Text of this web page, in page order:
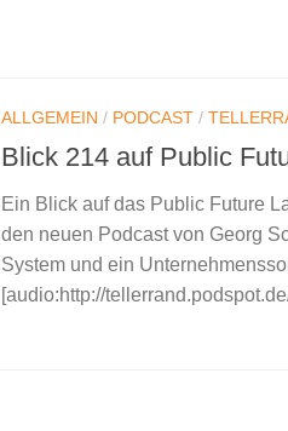
ALLGEMEIN / PODCAST /
Blick 214 auf Public
Ein Blick auf das Public Future
den neuen Podcast von Georg
System und ein
[audio:http://